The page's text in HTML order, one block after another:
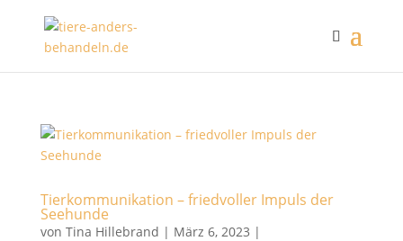
Tierkommunikation – friedvoller Impuls der
Seehunde
von Tina Hillebrand | März 6, 2023 |